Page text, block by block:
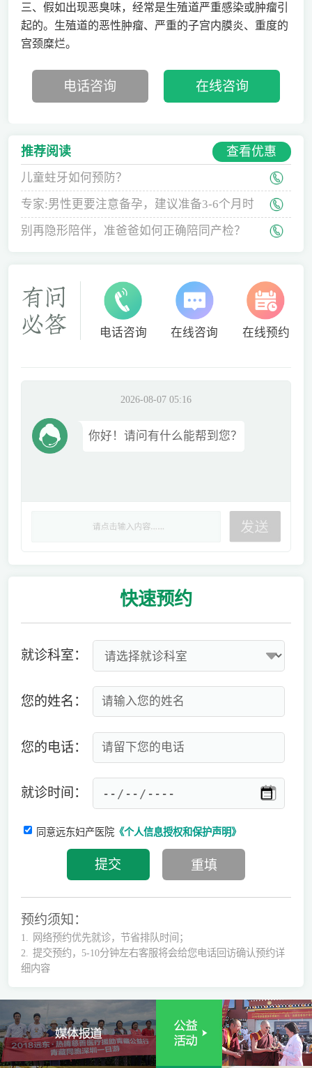
三、假如出现恶臭味，经常是生殖道严重感染或肿瘤引
起的。生殖道的恶性肿瘤、严重的子宫内膜炎、重度的
宫颈糜烂。
电话咨询 在线咨询
推荐阅读 查看优惠
儿童蛀牙如何预防？
专家:男性更要注意备孕，建议准备3-6个月时
间
别再隐形陪伴，准爸爸如何正确陪同产检？
电话咨询 在线咨询 在线预约
2026-08-07 05:16
你好！请问有什么能帮到您？
快速预约
就诊科室：
您的姓名：
您的电话：
就诊时间：
同意远东妇产医院《个人信息授权和保护声明》
预约须知：
1.
网络预约优先就诊，节省排队时间；
2.
提交预约，5-10分钟左右客服将会给您电话回访确认预约详
细内容